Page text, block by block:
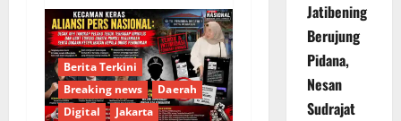
Berita Terkini
Breaking news
Daerah
Digital
Jakarta
Jatibening
Berujung
Pidana,
Nesan
Sudrajat